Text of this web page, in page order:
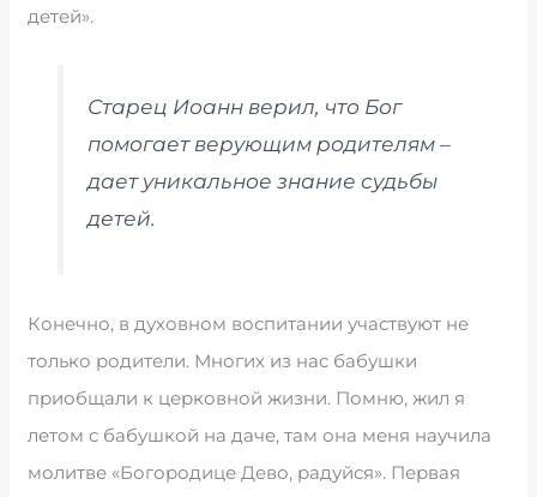
детей».
Старец Иоанн верил, что Бог
помогает верующим родителям –
дает уникальное знание судьбы
детей.
Конечно, в духовном воспитании участвуют не
только родители. Многих из нас бабушки
приобщали к церковной жизни. Помню, жил я
летом с бабушкой на даче, там она меня научила
молитве «Богородице Дево, радуйся». Первая